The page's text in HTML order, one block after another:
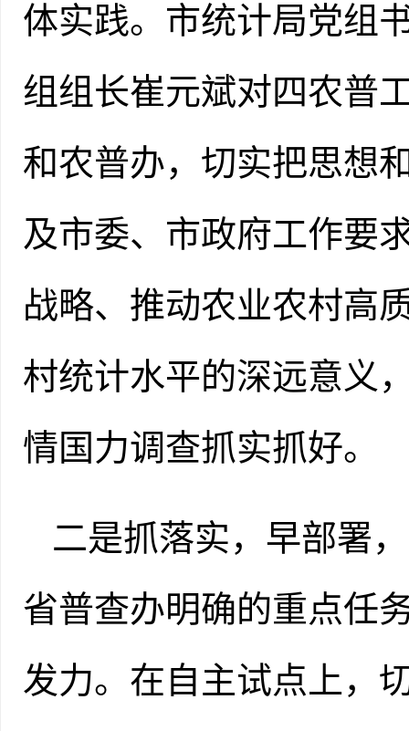
体实践。 市统计局党组
组组长崔元斌对四农普
和农普办，切实把思想
及市委、市政府工作要
战略、推动农业农村高
村统计水平的深远意义
情国力调查抓实抓好。
二是抓落实，早部署
省普查办明确的重点任
发力。 在自主试点上，